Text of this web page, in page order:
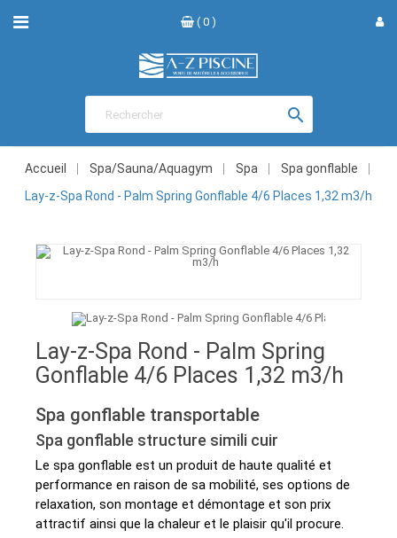
( 0 )

Accueil Spa/Sauna/Aquagym Spa
Spa gonflable
Lay-z-Spa Rond - Palm Spring Gonflable 4/6 Places 1,32 m3/h
Lay-z-Spa Rond - Palm Spring
Gonflable 4/6 Places 1,32 m3/h
Spa gonflable transportable
Spa gonflable structure simili cuir
Le spa gonflable est un produit de haute qualité et
performance en raison de sa mobilité, ses options de
relaxation, son montage et démontage et son prix
attractif ainsi que la chaleur et le plaisir qu'il procure.